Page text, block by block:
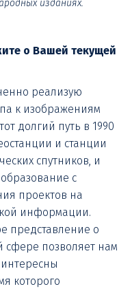
изданиях.
о Вашей текущей
реализую
к изображениям
долгий путь в 1990
и станции
спутников, и
с
проектов на
информации.
представление о
сфере позволяет нам
которого